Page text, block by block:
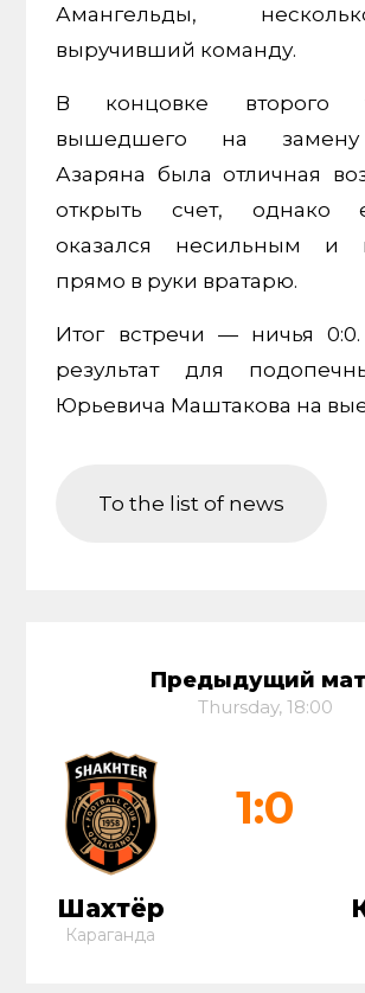
Амангельды,
выручивший команду.
В концовке второго
вышедшего на
Азаряна была отличная
открыть счет, однако
оказался несильным и
прямо в руки вратарю.
Итог встречи — ничья
результат для
Юрьевича Маштакова на
To the list of news
Предыдущий
Thursday, 18:00
Шахтёр
Караганда
1:0